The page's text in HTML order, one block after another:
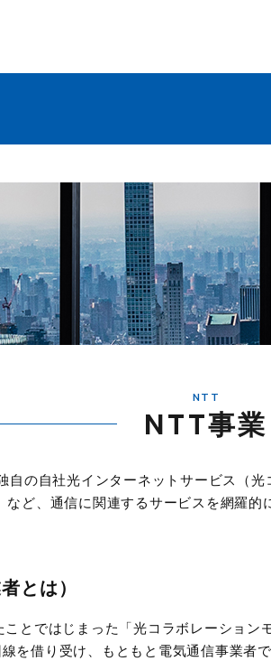
NTT
NTT事業
自の自社光インターネットサービス（
など、通信に関連するサービスを網羅的
とは）
とではじまった「光コラボレーション
を借り受け、もともと電気通信事業者